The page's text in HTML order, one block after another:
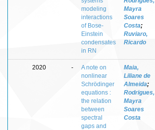
modeling
interactions
of Bose-
Einstein
condensates
in RN
Mayra
Soares
Costa;
Ruviaro,
Ricardo
2020 -
A note on
nonlinear
Schrödinger
equations :
the relation
between
spectral
gaps and
Maia,
Liliane de
Almeida;
Rodrigues,
Mayra
Soares
Costa